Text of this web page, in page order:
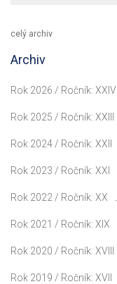
celý archiv
Archiv
Rok 2026 / Ročník: XXIV
Rok 2025 / Ročník: XXIII
Rok 2024 / Ročník: XXII
Rok 2023 / Ročník: XXI
Rok 2022 / Ročník: XX
Rok 2021 / Ročník: XIX
Rok 2020 / Ročník: XVIII
Rok 2019 / Ročník: XVII